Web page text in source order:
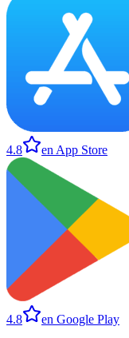
4.8 en App Store
4.8 en Google Play